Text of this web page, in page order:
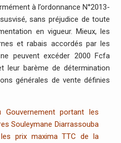
à l’ordonnance N°2013-
sans préjudice de toute
en vigueur. Mieux, les
et rabais accordés par les
peuvent excéder 2000 Fcfa
leur barème de détermination
générales de vente définies
portant les
Souleymane Diarrassouba
prix maxima TTC de la